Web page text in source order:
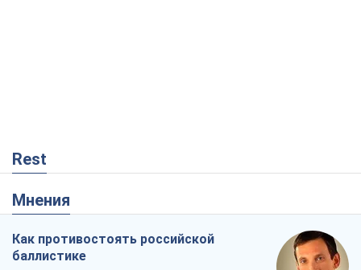
Rest
Мнения
Как противостоять российской
баллистике